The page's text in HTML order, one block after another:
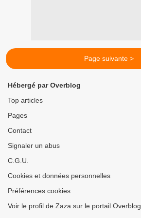
Page suivante >
Hébergé par Overblog
Top articles
Pages
Contact
Signaler un abus
C.G.U.
Cookies et données personnelles
Préférences cookies
Voir le profil de Zaza sur le portail Overblog